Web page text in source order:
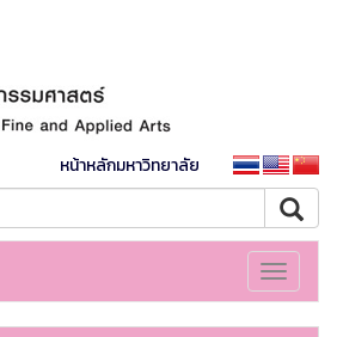
หน้าหลักมหาวิทยาลัย
Toggle